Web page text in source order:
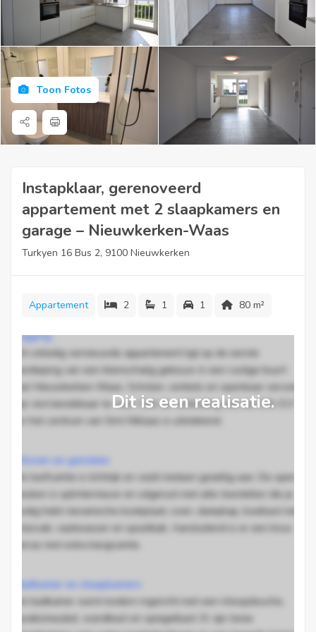
Toon Fotos
Instapklaar, gerenoveerd
appartement met 2 slaapkamers en
garage – Nieuwkerken-Waas
Turkyen 16 Bus 2, 9100 Nieuwkerken
Appartement 2 1 1 80 m²
Dit is een realisatie.
Ligging
Dit volledig vernieuwde appartement ligt op de eerste
verdieping van een kleinschalig gebouw in een rustige buurt
van Nieuwkerken-Waas. Scholen, winkels en openbaar vervoer
zijn vlot bereikbaar te voet. Ook de verbinding met de E34, E17
en het centrum van Sint-Niklaas is uitstekend.
Wonen en genieten
De leefruimte is lichtrijk en voelt meteen gezellig aan. De open
keuken is splinternieuw en uitgerust met alle toestellen die je
nodig hebt: keramische kookplaat, oven, dampkap, koelkast met
vriesvak, vaatwasser en spoelbak. Aansluitend is er een knus
terras met extra bergruimte.
Badkamer en slaapkamers
De badkamer werd modern ingericht met een inloopdouche,
lavabomeubel, wandkast en spiegelkast. Er zijn twee